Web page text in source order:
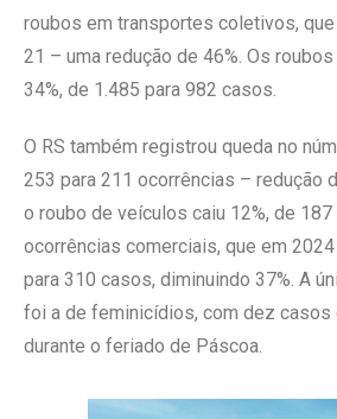
roubos em transportes coletivos,
21 – uma redução de 46%. Os
34%, de 1.485 para 982 casos.
O RS também registrou queda no
253 para 211 ocorrências – redução
o roubo de veículos caiu 12%, de 187
ocorrências comerciais, que em
para 310 casos, diminuindo 37%. A
foi a de feminicídios, com dez casos
durante o feriado de Páscoa.